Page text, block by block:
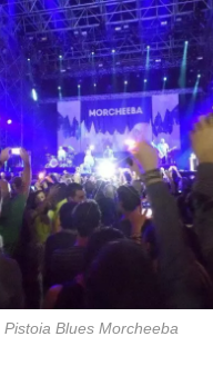
Pistoia Blues Morcheeba